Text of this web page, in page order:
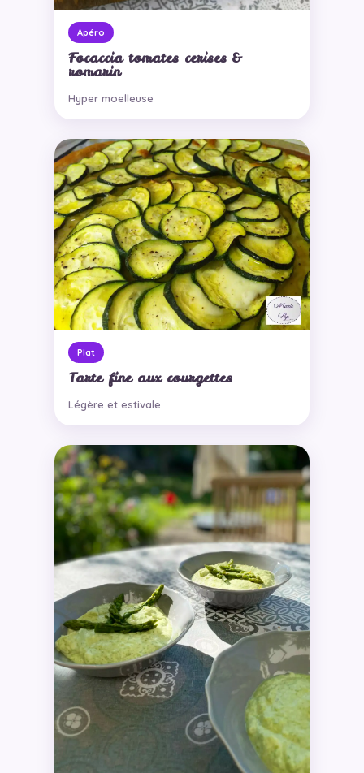
Apéro
Focaccia tomates cerises &
romarin
Hyper moelleuse
Plat
Tarte fine aux courgettes
Légère et estivale